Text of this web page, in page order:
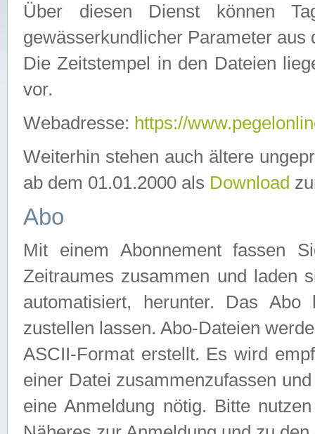
Über diesen Dienst können
gewässerkundlicher Parameter aus
Die Zeitstempel in den Dateien
vor.
Webadresse: https://
Weiterhin stehen auch ältere
ab dem 01.01.2000 als Download
Abo
Mit einem Abonnement fassen
Zeitraumes zusammen und laden
automatisiert, herunter. Das
zustellen lassen. Abo-Dateien
ASCII-Format erstellt. Es wird
einer Datei zusammenzufassen
eine Anmeldung nötig. Bitte